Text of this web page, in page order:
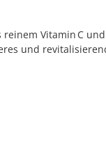
Vitamin C
und